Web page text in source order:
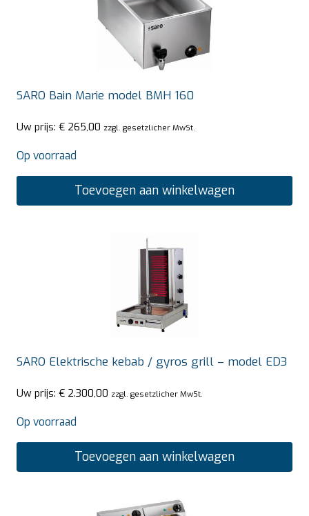
SARO Bain Marie model BMH 160
Uw prijs: € 265,00 zzgl. gesetzlicher MwSt.
Op voorraad
Toevoegen aan winkelwagen
SARO Elektrische kebab / gyros grill – model ED3
Uw prijs: € 2.300,00 zzgl. gesetzlicher MwSt.
Op voorraad
Toevoegen aan winkelwagen